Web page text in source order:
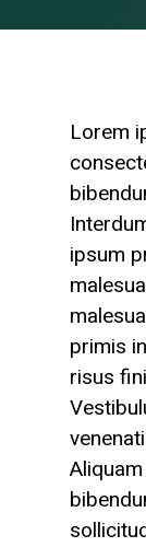
Lorem
ipsum
primis
risus